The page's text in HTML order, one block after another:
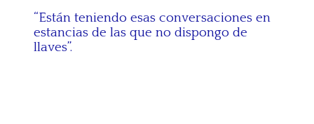
“Están teniendo esas conversaciones en
estancias de las que no dispongo de
llaves”.